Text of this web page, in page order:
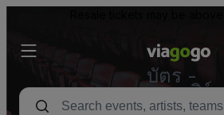
บัตร -
คอนเสิร์
บัตร